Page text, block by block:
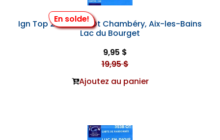
En solde!
Ign Top 25 #3332 Ot Chambéry, Aix-les-Bains
Lac du Bourget
9,95 $
19,95 $
Ajoutez au panier